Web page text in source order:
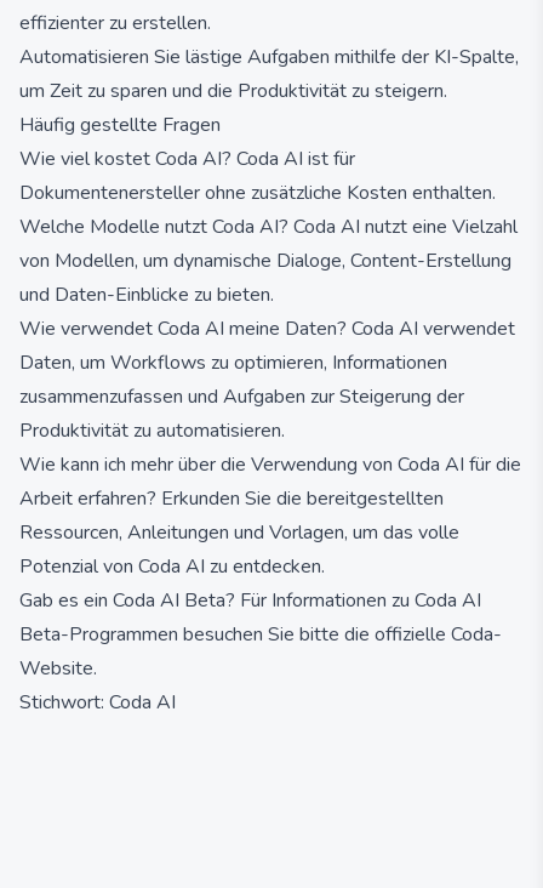
effizienter zu erstellen.
Automatisieren Sie lästige Aufgaben mithilfe der KI-Spalte,
um Zeit zu sparen und die Produktivität zu steigern.
Häufig gestellte Fragen
Wie viel kostet Coda AI? Coda AI ist für
Dokumentenersteller ohne zusätzliche Kosten enthalten.
Welche Modelle nutzt Coda AI? Coda AI nutzt eine Vielzahl
von Modellen, um dynamische Dialoge, Content-Erstellung
und Daten-Einblicke zu bieten.
Wie verwendet Coda AI meine Daten? Coda AI verwendet
Daten, um Workflows zu optimieren, Informationen
zusammenzufassen und Aufgaben zur Steigerung der
Produktivität zu automatisieren.
Wie kann ich mehr über die Verwendung von Coda AI für die
Arbeit erfahren? Erkunden Sie die bereitgestellten
Ressourcen, Anleitungen und Vorlagen, um das volle
Potenzial von Coda AI zu entdecken.
Gab es ein Coda AI Beta? Für Informationen zu Coda AI
Beta-Programmen besuchen Sie bitte die offizielle Coda-
Website.
Stichwort: Coda AI